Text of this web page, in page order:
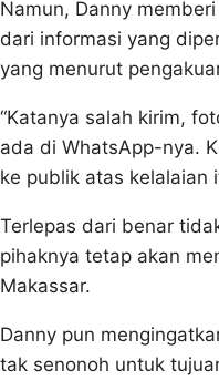
Namun, Danny
dari informasi yang
yang menurut
“Katanya salah kirim,
ada di WhatsApp-nya.
ke publik atas kelalaian
Terlepas dari benar
pihaknya tetap akan
Makassar.
Danny pun
tak senonoh untuk